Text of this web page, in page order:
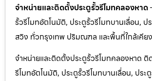
จำหน่ายและติดตั้งประตูรั้วรีโมทคลองหาด
รั้วรีโมทอัตโนมัติ, ประตูรั้วรีโมทบานเลื่อน, ป
สวิง ทั่วกรุงเทพ ปริมณฑล และพื้นที่ใกล้เคียง
จำหน่ายและติดตั้งประตูรั้วรีโมทคลองหาด ติ
รีโมทอัตโนมัติ, ประตูรั้วรีโมทบานเลื่อน, ประ